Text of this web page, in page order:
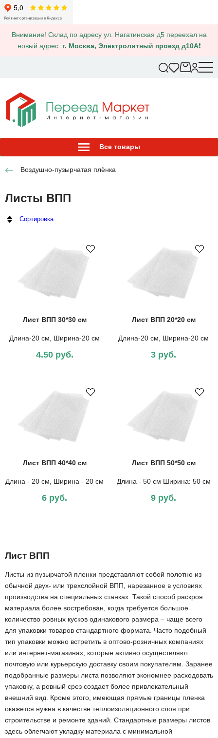
Внимание! Склад по адресу ул. Нагатинская д5 переехал на
новый адрес: г. Москва, Электролитный проезд д10А❗
Все товары
Воздушно-пузырчатая плёнка
Листы ВПП
Сортировка
Лист ВПП 30*30 см
Длина-20 см, Ширина-20 см
4.50 руб.
Лист ВПП 20*20 см
Длина-20 см, Ширина-20 см
3 руб.
Лист ВПП 40*40 см
Длина - 20 см, Ширина - 20 см
6 руб.
Лист ВПП 50*50 см
Длина - 50 см Ширина: 50 см
9 руб.
Лист ВПП
Листы из пузырчатой пленки представляют собой полотно из
обычной двух- или трехслойной ВПП, нарезанное в условиях
производства на специальных станках. Такой способ раскроя
материала более востребован, когда требуется большое
количество ровных кусков одинакового размера – чаще всего
для упаковки товаров стандартного формата. Часто подобный
тип упаковки можно встретить в оптово-розничных компаниях
или интернет-магазинах, которые активно осуществляют
почтовую или курьерскую доставку своим покупателям. Заранее
подобранные размеры листа позволяют экономнее расходовать
упаковку, а ровный срез создает более привлекательный
внешний вид. Кроме этого, имеющая прямые границы пленка
окажется нужна в качестве теплоизоляционного слоя при
строительстве и ремонте зданий. Стандартные размеры листов
здесь облегчают укладку материала с минимальной